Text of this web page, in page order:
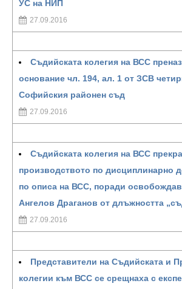
УС на НИП
27.09.2016
Съдийската колегия на ВСС
основание чл. 194, ал. 1 от ЗСВ
Софийския районен съд
27.09.2016
Съдийската колегия на ВСС
производството по дисциплинарно
по описа на ВСС, поради
Ангелов Драганов от длъжността
27.09.2016
Представители на Съдийската и
колегии към ВСС се срещнаха с